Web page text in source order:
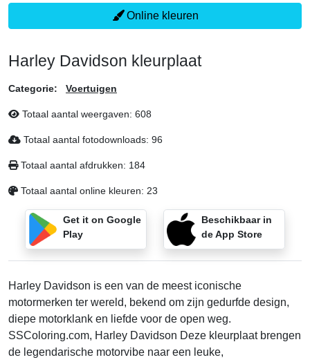
Online kleuren
Harley Davidson kleurplaat
Categorie: Voertuigen
Totaal aantal weergaven: 608
Totaal aantal fotodownloads: 96
Totaal aantal afdrukken: 184
Totaal aantal online kleuren: 23
Get it on Google
Play
Beschikbaar in
de App Store
Harley Davidson is een van de meest iconische
motormerken ter wereld, bekend om zijn gedurfde design,
diepe motorklank en liefde voor de open weg.
SSColoring.com, Harley Davidson Deze kleurplaat brengen
de legendarische motorvibe naar een leuke,